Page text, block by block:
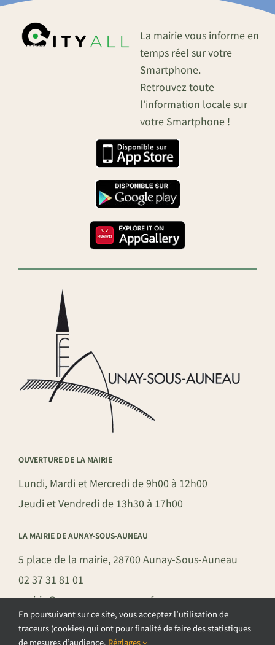
La mairie vous informe en
temps réel sur votre
Smartphone.
Retrouvez toute
l’information locale sur
votre Smartphone !
OUVERTURE DE LA MAIRIE
Lundi, Mardi et Mercredi de 9h00 à 12h00
Jeudi et Vendredi de 13h30 à 17h00
LA MAIRIE DE AUNAY-SOUS-AUNEAU
5 place de la mairie, 28700 Aunay-Sous-Auneau
02 37 31 81 01
mairie@aunay-sous-auneau.fr
En poursuivant sur ce site, vous acceptez l’utilisation de
traceurs (cookies) qui ont pour finalité de faire des statistiques
de mesures d’audience. Réglages